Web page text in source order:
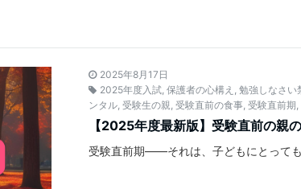
2025年8月17日
2025年度入試,保護者の心構え ,勉強しなさい
ンタル,受験生の親,受験直前の食事,受験直前期,
【2025年度最新版】受験直前の親
受験直前期——それは、子どもにとって